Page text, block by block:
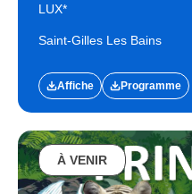
LUX*
Saint-Gilles Les Bains
Affiche Programme
À VENIR